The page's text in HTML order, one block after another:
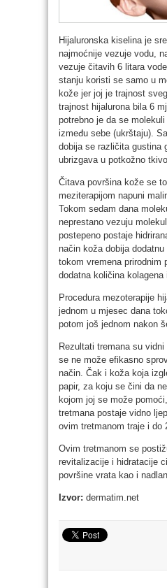
Hijaluronska kiselina je
najmoćnije vezuje vodu,
vezuje čitavih 6 litara
stanju koristi se samo u
kože jer joj je trajnost
trajnost hijalurona bila 6
potrebno je da se
između sebe (ukrštaju).
dobija se različita gustina
ubrizgava u potkožno tkivo
Čitava površina kože se
meziterapijom napuni
Tokom sedam dana
neprestano vezuju
postepeno postaje
način koža dobija
tokom vremena prirodnim
dodatna količina kolagena
Procedura mezoterapije
jednom u mjesec dana
potom još jednom nakon
Rezultati tremana su
se ne može efikasno
način. Čak i koža koja
papir, za koju se čini da
kojom joj se može
tretmana postaje vidno
ovim tretmanom traje i do
Ovim tretmanom se
revitalizacije i hidratacije
površine vrata kao i
Izvor: dermatim.net